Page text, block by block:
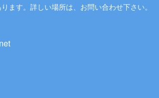
ます。 詳しい場所は、お問い合わせ下さい。